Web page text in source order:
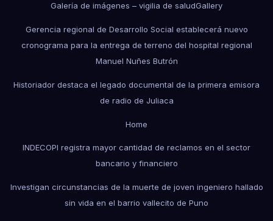
Galería de imágenes – vigilia de saludGallery
Gerencia regional de Desarrollo Social establecerá nuevo
cronograma para la entrega de terreno del hospital regional
Manuel Nuñes Butrón
Historiador destaca el legado documental de la primera emisora
de radio de Juliaca
Home
INDECOPI registra mayor cantidad de reclamos en el sector
bancario y financiero
Investigan circunstancias de la muerte de joven ingeniero hallado
sin vida en el barrio vallecito de Puno